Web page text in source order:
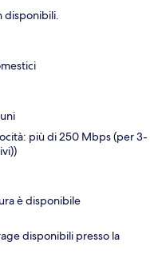
disponibili.
più di 250 Mbps (per 3-
è disponibile
disponibili presso la